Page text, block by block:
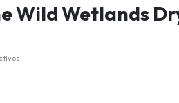
Wild Wetlands